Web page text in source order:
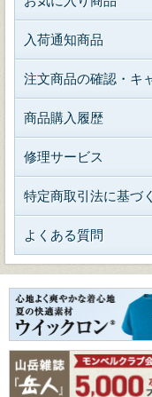
入荷通知商品
注文商品の確認・キ
商品購入履歴
修理サービス
特定商取引法に基づ
よくある質問